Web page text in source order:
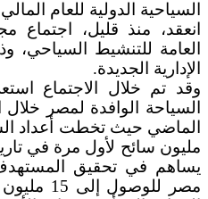
السياحية الدولية للعام المالي 2023/2024
انعقد، منذ قليل، اجتماع
العامة للتنشيط السياحي،
الإدارية الجديدة.
وقد تم خلال الاجتماع
السياحة الوافدة لمصر خلال
مليون سائح لأول مرة في
يساهم في تحقيق
مصر